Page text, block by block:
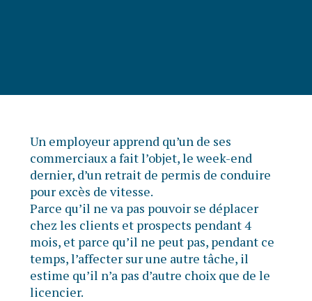
Un employeur apprend qu’un de ses
commerciaux a fait l’objet, le week-end
dernier, d’un retrait de permis de conduire
pour excès de vitesse.
Parce qu’il ne va pas pouvoir se déplacer
chez les clients et prospects pendant 4
mois, et parce qu’il ne peut pas, pendant ce
temps, l’affecter sur une autre tâche, il
estime qu’il n’a pas d’autre choix que de le
licencier.